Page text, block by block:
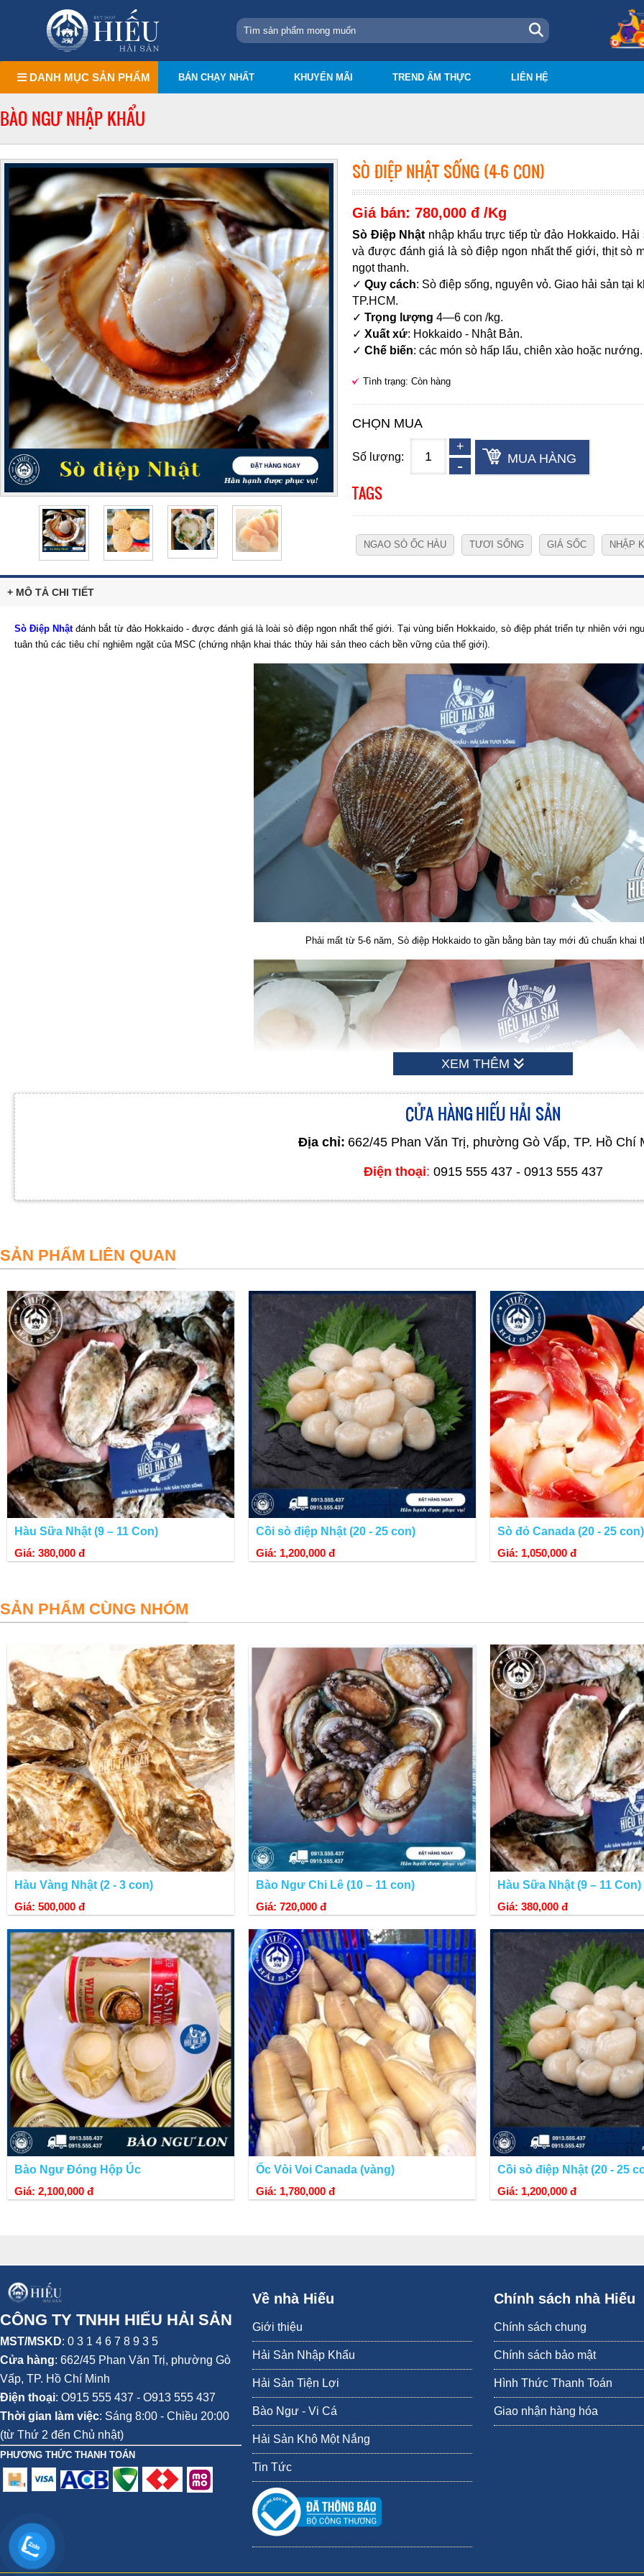
DANH MỤC SẢN PHẨM BÁN CHẠY NHẤT KHUYẾN MÃI TREND ẨM THỰC LIÊN HỆ
BÀO NGƯ NHẬP KHẨU
SÒ ĐIỆP NHẬT SỐNG (4—6 CON)
Giá bán: 780,000 đ /Kg
Sò Điệp Nhật nhập khẩu trực tiếp từ đảo Hokkaido.
và được đánh giá là sò điệp ngon nhất thế giới, thịt sò
ngọt thanh.
✓Quy cách: Sò điệp sống, nguyên vỏ. Giao hải sản tại
TP.HCM.
✓Trọng lượng 4—6 con /kg.
✓Xuất xứ: Hokkaido - Nhật Bản.
✓Chế biến: các món sò hấp lẩu, chiên xào hoặc nướng.
Tình trạng: Còn hàng
CHỌN MUA
Số lượng: MUA HÀNG
TAGS
NGAO SÒ ỐC HÀU TƯƠI SỐNG GIÁ SỐC NHẬP
+ MÔ TẢ CHI TIẾT
Sò Điệp Nhậtđánh bắt từ đảo Hokkaido - được đánh giá là loài sò điệp ngon nhất thế giới. Tại vùng biển Hokkaido, sò điệp phát triển tự nhiên với
tuân thủ các tiêu chí nghiêm ngặt của MSC (chứng nhận khai thác thủy hải sản theo cách bền vững của thế giới).
Phải mất từ 5-6 năm, Sò điệp Hokkaido to gần bằng bàn tay mới đủ chuẩn khai
CÁC MÓN ĂN CHẾ BIẾN TỪ SÒ ĐIỆP NHẬT
Sò điệp rất giàu canxi cho phụ nữ mang thai và là nguồn chất đạm phong phú chứa nhiều khoáng chất giá trị dinh dưỡng cao, trong sò chứa nhiều
- Sò điệp sau khi mua về, dùng dao tách bỏ phần vỏ trên, bỏ ruột và rửa sạch nhớt, sau đó đem chế biến.
- Các món ngon từ sò điệp Nhật như:
Tách lấy phần cồi thịt sò điệp áp chảo rất ngon.
Sò điệp nướng mỡ hành ăn kèm nước mắm chua ngọt.
Dù chế biến món gì đi nữa thì nếu bạn có cơ hội thưởng thức Sò điệp nhập khẩu từ Nhật tại Hiếu Hải Sản thì chắn chắn bạn sẽ không quên được
LIÊN HỆ MUA SÒ ĐIỆP NHẬT
XEM THÊM
CỬA HÀNG HIẾU HẢI SẢN
Địa chỉ: 662/45 Phan Văn Trị, phường Gò Vấp, TP. Hồ Chí
Điện thoại: 0915 555 437 - 0913 555 437
SẢN PHẨM LIÊN QUAN
Hàu Sữa Nhật (9 – 11 Con)
Giá: 380,000 đ
Cồi sò điệp Nhật (20 - 25 con)
Giá: 1,200,000 đ
Sò đỏ Canada (20 - 25 con)
Giá: 1,050,000 đ
SẢN PHẨM CÙNG NHÓM
Hàu Vàng Nhật (2 - 3 con)
Giá: 500,000 đ
Bào Ngư Chi Lê (10 – 11 con)
Giá: 720,000 đ
Hàu Sữa Nhật (9 – 11 Con)
Giá: 380,000 đ
Bào Ngư Đóng Hộp Úc
Giá: 2,100,000 đ
Ốc Vòi Voi Canada (vàng)
Giá: 1,780,000 đ
Cồi sò điệp Nhật (20 - 25
Giá: 1,200,000 đ
CÔNG TY TNHH HIẾU HẢI SẢN
MST/MSKD: 0 3 1 4 6 7 8 9 3 5
Cửa hàng: 662/45 Phan Văn Trị, phường Gò
Vấp, TP. Hồ Chí Minh
Điện thoại: O915 555 437 - O913 555 437
Thời gian làm việc: Sáng 8:00 - Chiều 20:00
(từ Thứ 2 đến Chủ nhật)
PHƯƠNG THỨC THANH TOÁN
Về nhà Hiếu
Giới thiệu
Hải Sản Nhập Khẩu
Hải Sản Tiện Lợi
Bào Ngư - Vi Cá
Hải Sản Khô Một Nắng
Tin Tức
Chính sách nhà Hiếu
Chính sách chung
Chính sách bảo mật
Hình Thức Thanh Toán
Giao nhận hàng hóa